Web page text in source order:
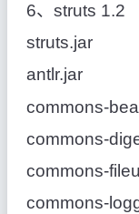
6、struts 1.2
struts.jar
antlr.jar
commons-
commons-
commons-
commons-